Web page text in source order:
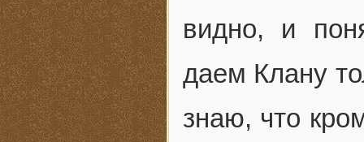
видно, и
даем Клану
знаю, что